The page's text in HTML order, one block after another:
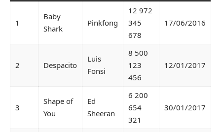
1
Baby
Shark
Pinkfong
12 972
345
678
17/06/2016
2 Despacito
Luis
Fonsi
8 500
123
456
12/01/2017
3
Shape of
You
Ed
Sheeran
6 200
654
321
30/01/2017